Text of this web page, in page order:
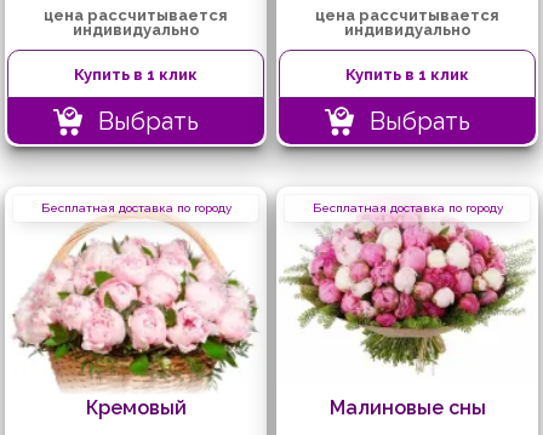
цена рассчитывается
индивидуально
Купить в 1 клик
Выбрать
цена рассчитывается
индивидуально
Купить в 1 клик
Выбрать
Бесплатная доставка по городу
Кремовый
Бесплатная доставка по городу
Малиновые сны